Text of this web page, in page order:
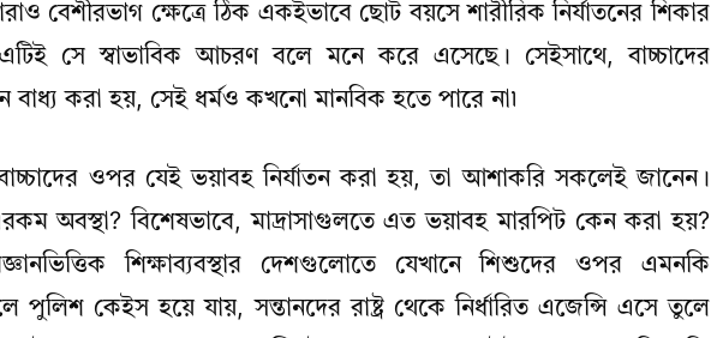
বেশীরভাগ ক্ষেত্রে ঠিক একইভাবে ছোট বয়সে শারীরিক নির্যাতনের শিকার
সে স্বাভাবিক আচরণ বলে মনে করে এসেছে। সেইসাথে, বাচ্চাদের
বাধ্য করা হয়, সেই ধর্মও কখনো মানবিক হতে পারে না৷
ওপর যেই ভয়াবহ নির্যাতন করা হয়, তা আশাকরি সকলেই জানেন।
অবস্থা? বিশেষভাবে, মাদ্রাসাগুলতে এত ভয়াবহ মারপিট কেন করা হয়?
শিক্ষাব্যবস্থার দেশগুলোতে যেখানে শিশুদের ওপর এমনকি
পুলিশ কেইস হয়ে যায়, সন্তানদের রাষ্ট্র থেকে নির্ধারিত এজেন্সি এসে তুলে